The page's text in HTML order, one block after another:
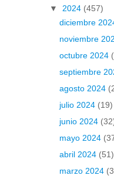
▼ 2024 (457)
diciembre
noviembre
octubre 2024
septiembre
agosto 2024
julio 2024 (19)
junio 2024
mayo 2024
abril 2024 (51)
marzo 2024